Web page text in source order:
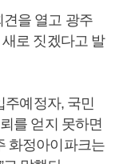
을 열고 광주
로 짓겠다고 발
주예정자, 국민
를 얻지 못하면
화정아이파크는